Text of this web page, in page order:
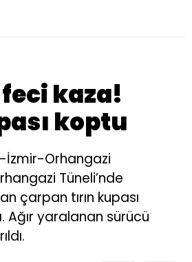
kaza!
koptu
İzmir-Orhangazi
Tüneli’nde
çarpan tırın kupası
Ağır yaralanan sürücü